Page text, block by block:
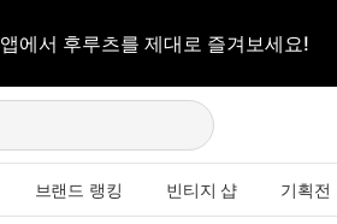
앱에서 후루츠를 제대로 즐겨보세요!
브랜드 랭킹 빈티지 샵 기획전